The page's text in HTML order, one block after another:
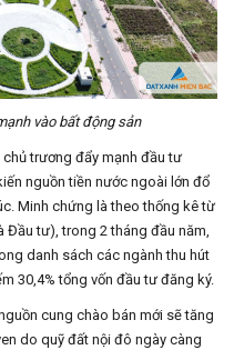
vào bất động sản
trương đẩy mạnh đầu tư
nguồn tiền nước ngoài lớn đổ
Minh chứng là theo thống kê từ
Đầu tư), trong 2 tháng đầu năm,
danh sách các ngành thu hút
30,4% tổng vốn đầu tư đăng ký.
cung chào bán mới sẽ tăng
do quỹ đất nội đô ngày càng